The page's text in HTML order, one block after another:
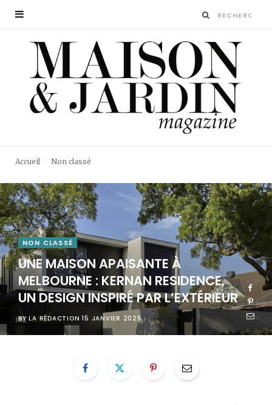
Accueil Non classé
NON CLASSÉ
UNE MAISON APAISANTE À
MELBOURNE : KERNAN RESIDENCE,
UN DESIGN INSPIRÉ PAR L’EXTÉRIEUR
BY LA RÉDACTION 15 JANVIER 2025